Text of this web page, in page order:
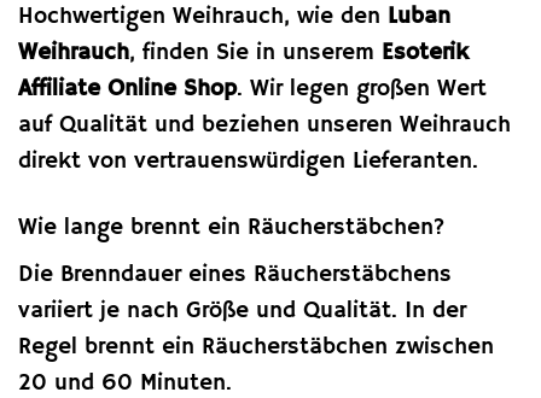
Hochwertigen Weihrauch, wie den Luban
Weihrauch, finden Sie in unserem Esoterik
Affiliate Online Shop. Wir legen großen Wert
auf Qualität und beziehen unseren Weihrauch
direkt von vertrauenswürdigen Lieferanten.
Wie lange brennt ein Räucherstäbchen?
Die Brenndauer eines Räucherstäbchens
variiert je nach Größe und Qualität. In der
Regel brennt ein Räucherstäbchen zwischen
20 und 60 Minuten.